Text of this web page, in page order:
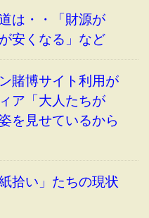
は・・「財源が
安くなる」など
賭博サイト利用が
ア「大人たちが
を見せているから
拾い」たちの現状